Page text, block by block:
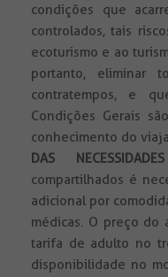
condições que
controlados, tais
ecoturismo e ao
portanto, eliminar
contratempos, e
Condições Gerais
conhecimento do
DAS
compartilhados é
adicional por
médicas. O preço do
tarifa de adulto no
disponibilidade no